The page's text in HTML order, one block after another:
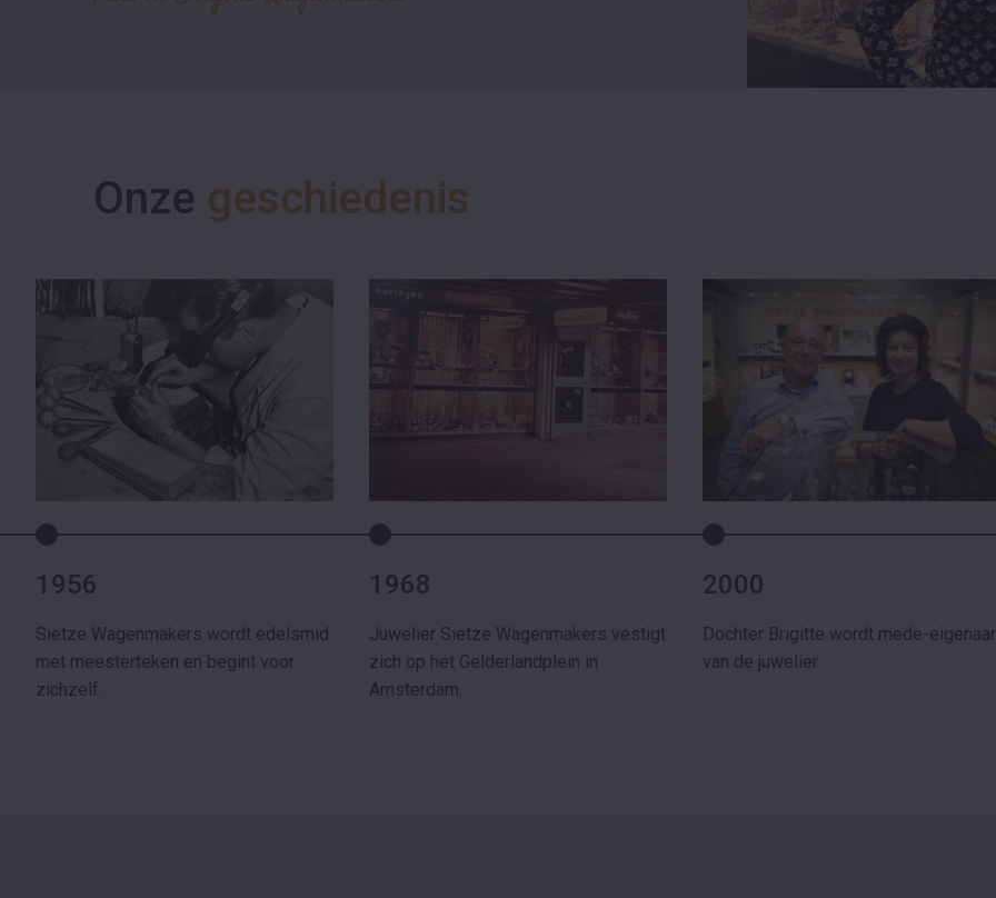
Onze geschiedenis
1956
Sietze Wagenmakers wordt edelsmid
met meesterteken en begint voor
zichzelf.
1968
Juwelier Sietze Wagenmakers vestigt
zich op het Gelderlandplein in
Amsterdam.
2000
Dochter Brigitte wordt mede-eigenaar
van de juwelier.